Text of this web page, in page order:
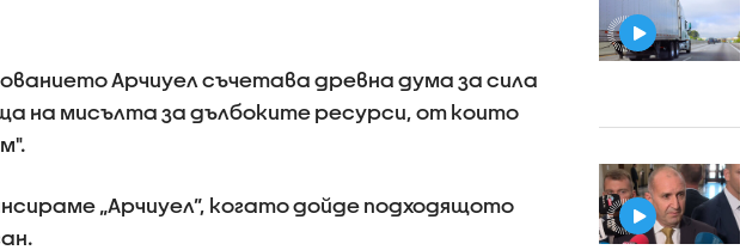
Арчиуел съчетава древна дума за сила
на мисълта за дълбоките ресурси, от които
„Арчиуел”, когато дойде подходящото